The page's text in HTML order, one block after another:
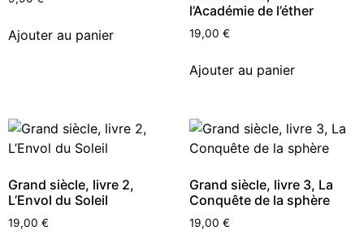
Ajouter au panier
l’Académie de l’éther
19,00 €
Ajouter au panier
Grand siècle, livre 2,
L’Envol du Soleil
19,00 €
Grand siècle, livre 3, La
Conquête de la sphère
19,00 €